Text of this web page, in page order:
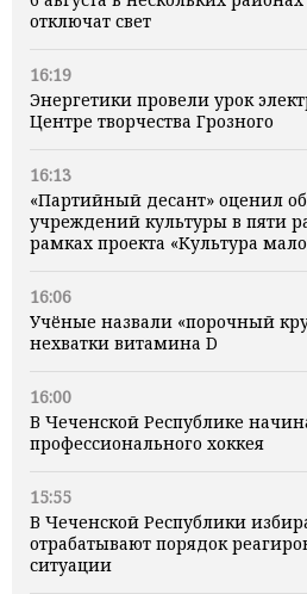
отключат свет
16:19
Энергетики провели урок
Центре творчества Грозного
16:13
«Партийный десант» оценил
учреждений культуры в пяти
рамках проекта «Культура
16:06
Учёные назвали «порочный
нехватки витамина D
16:00
В Чеченской Республике
профессионального хоккея
15:55
В Чеченской Республики
отрабатывают порядок
ситуации